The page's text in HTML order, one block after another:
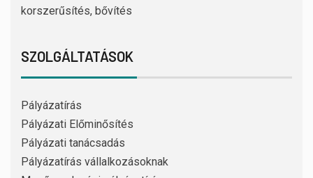
korszerűsítés, bővítés
SZOLGÁLTATÁSOK
Pályázatírás
Pályázati Előminősítés
Pályázati tanácsadás
Pályázatírás vállalkozásoknak